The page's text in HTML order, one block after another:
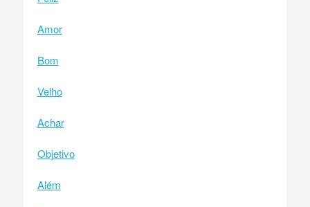
Amor
Bom
Velho
Achar
Objetivo
Além